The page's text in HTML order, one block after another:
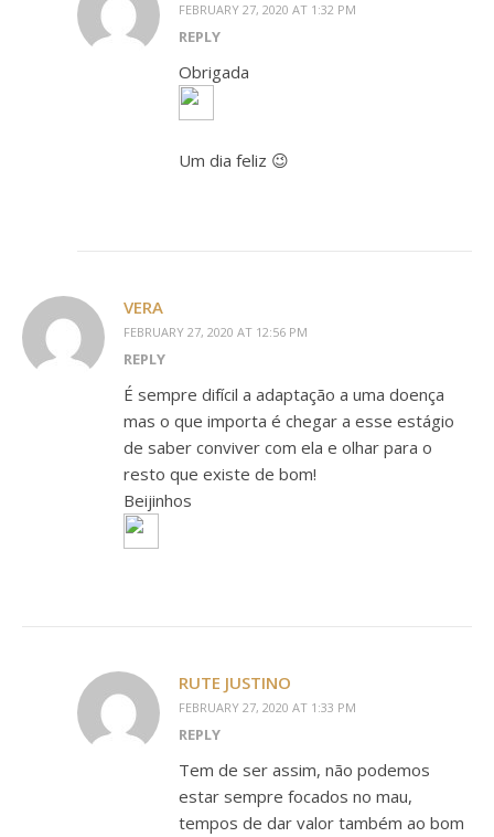
FEBRUARY 27, 2020 AT 1:32 PM
REPLY
Obrigada
Um dia feliz 😉
VERA
FEBRUARY 27, 2020 AT 12:56 PM
REPLY
É sempre difícil a adaptação a uma doença
mas o que importa é chegar a esse estágio
de saber conviver com ela e olhar para o
resto que existe de bom!
Beijinhos
RUTE JUSTINO
FEBRUARY 27, 2020 AT 1:33 PM
REPLY
Tem de ser assim, não podemos
estar sempre focados no mau,
tempos de dar valor também ao bom